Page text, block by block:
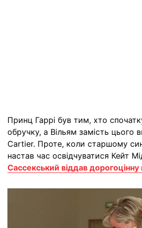
Принц Гаррі був тим, хто
обручку, а Вільям замість цього
Cartier. Проте, коли старшому
настав час освідчуватися Кейт
Сассекський віддав дорогоцінну